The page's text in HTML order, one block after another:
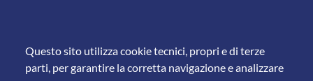
Questo sito utilizza cookie tecnici, propri e di terze
parti, per garantire la corretta navigazione e analizzare